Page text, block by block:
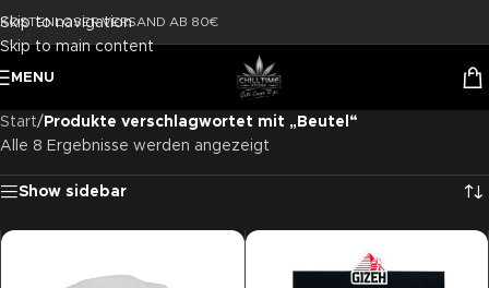
Skip to navigation
Skip to main content
KOSTENLOSER VERSAND AB 80€
MENU
Start/ Produkte verschlagwortet mit „Beutel“
Alle 8 Ergebnisse werden angezeigt
Show sidebar